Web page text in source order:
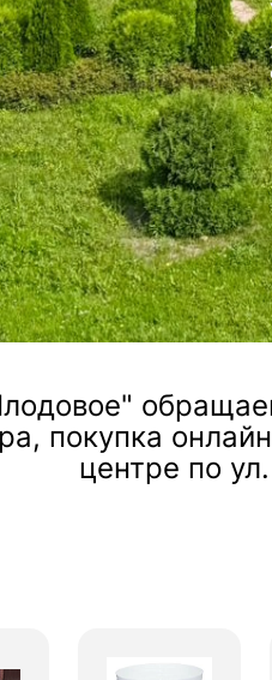
покупка
центре по